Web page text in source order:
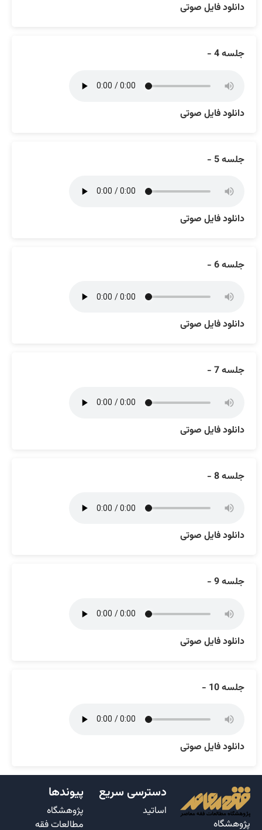
دانلود فایل صوتی
جلسه 4 -
دانلود فایل صوتی
جلسه 5 -
دانلود فایل صوتی
جلسه 6 -
دانلود فایل صوتی
جلسه 7 -
دانلود فایل صوتی
جلسه 8 -
دانلود فایل صوتی
جلسه 9 -
دانلود فایل صوتی
جلسه 10 -
دانلود فایل صوتی
پژوهشگاه
دسترسی سریع
اساتید
پیوندها
پژوهشگاه
مطالعات فقه